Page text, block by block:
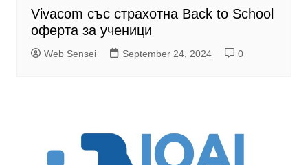
Vivacom със страхотна Back to School
оферта за ученици
Web Sensei September 24, 2024 0